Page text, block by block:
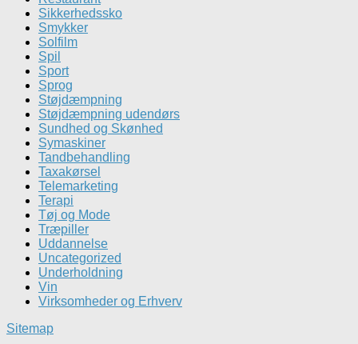
Sikkerhedssko
Smykker
Solfilm
Spil
Sport
Sprog
Støjdæmpning
Støjdæmpning udendørs
Sundhed og Skønhed
Symaskiner
Tandbehandling
Taxakørsel
Telemarketing
Terapi
Tøj og Mode
Træpiller
Uddannelse
Uncategorized
Underholdning
Vin
Virksomheder og Erhverv
Sitemap